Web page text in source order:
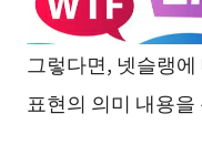
그렇다면, 넷슬랭
표현의 의미 내용